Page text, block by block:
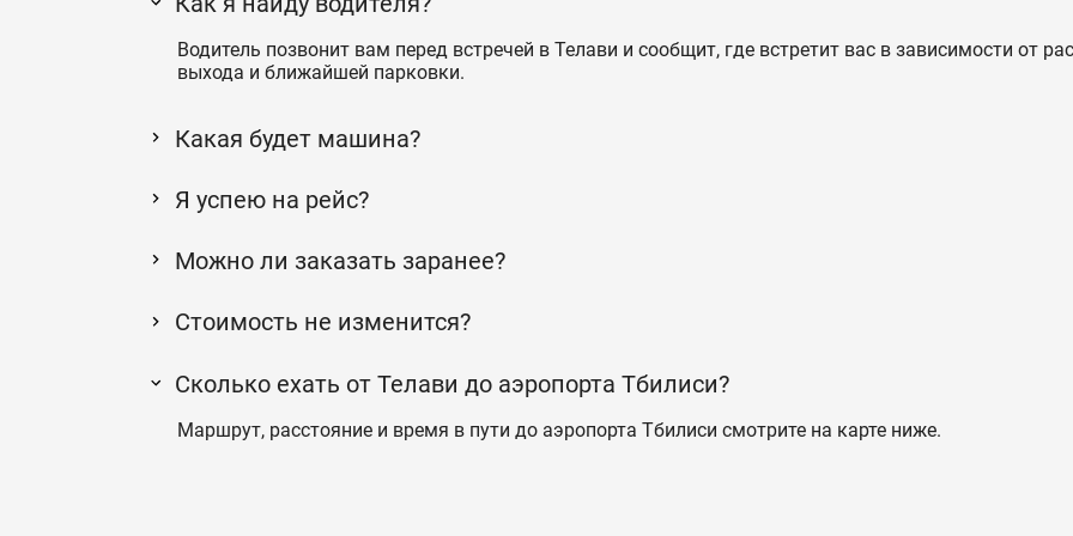
Водитель позвонит вам перед встречей в Телави и сообщит, где встретит вас в зависимости от
выхода и ближайшей парковки.
Какая будет машина?
Я успею на рейс?
Можно ли заказать заранее?
Стоимость не изменится?
Сколько ехать от Телави до аэропорта Тбилиси?
Маршрут, расстояние и время в пути до аэропорта Тбилиси смотрите на карте ниже.